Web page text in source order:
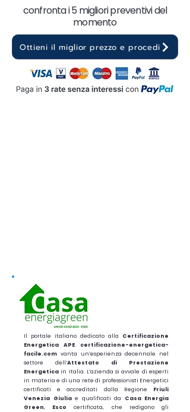
confronta i 5 migliori preventivi del
momento
Ottieni il miglior prezzo e procedi
Il portale italiano dedicato alla Certificazione
Energetica APE. certificazione-energetica-
facile.com vanta un’esperienza decennale nel
settore dell’Attestato di Prestazione
Energetica in Italia. L’azienda si avvale di esperti
in materia e di una rete di professionisti Energetici
certificati e accreditati dalla Regione Friuli
Venezia Giuliae qualificati da
Casa Energia
Green, Escocertificata, che redigono gli